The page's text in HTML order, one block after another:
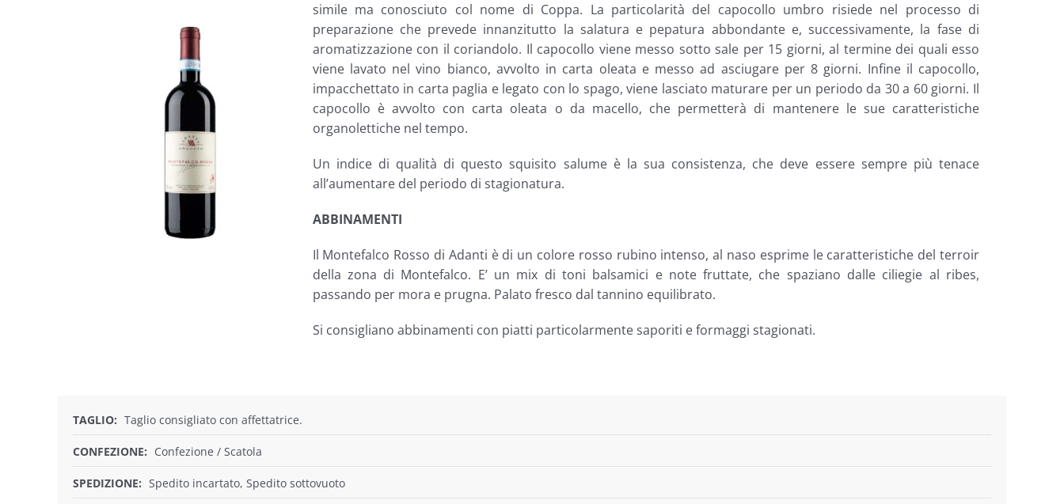
simile ma conosciuto col nome di Coppa. La particolarità del capocollo umbro risiede nel processo di
preparazione che prevede innanzitutto la salatura e pepatura abbondante e, successivamente, la fase di
aromatizzazione con il coriandolo. Il capocollo viene messo sotto sale per 15 giorni, al termine dei quali esso
viene lavato nel vino bianco, avvolto in carta oleata e messo ad asciugare per 8 giorni. Infine il capocollo,
impacchettato in carta paglia e legato con lo spago, viene lasciato maturare per un periodo da 30 a 60 giorni. Il
capocollo è avvolto con carta oleata o da macello, che permetterà di mantenere le sue caratteristiche
organolettiche nel tempo.
Un indice di qualità di questo squisito salume è la sua consistenza, che deve essere sempre più tenace
all’aumentare del periodo di stagionatura.
ABBINAMENTI
Il Montefalco Rosso di Adanti è di un colore rosso rubino intenso, al naso esprime le caratteristiche del terroir
della zona di Montefalco. E’ un mix di toni balsamici e note fruttate, che spaziano dalle ciliegie al ribes,
passando per mora e prugna. Palato fresco dal tannino equilibrato.
Si consigliano abbinamenti con piatti particolarmente saporiti e formaggi stagionati.
TAGLIO: Taglio consigliato con affettatrice.
CONFEZIONE: Confezione / Scatola
SPEDIZIONE: Spedito incartato, Spedito sottovuoto